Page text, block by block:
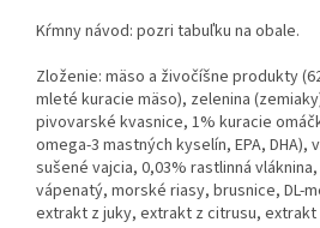
Kŕmny návod: pozri tabuľku na obale.
Zloženie: mäso a živočíšne produkty
mleté ​​kuracie mäso), zelenina
pivovarské kvasnice, 1% kuracie
omega-3 mastných kyselín, EPA, DHA),
sušené vajcia, 0,03% rastlinná
vápenatý, morské riasy, brusnice, DL-
extrakt z juky, extrakt z citrusu, extrakt